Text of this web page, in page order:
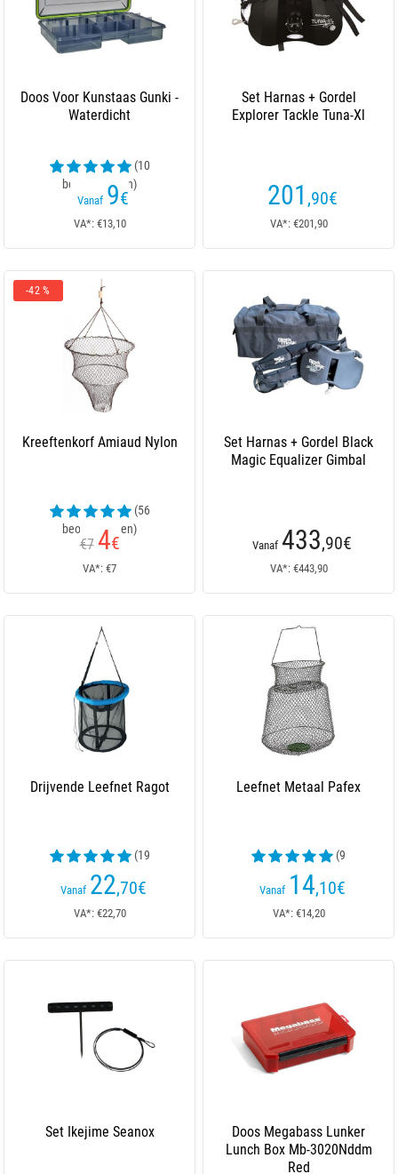
Doos Voor Kunstaas Gunki -
Waterdicht
(10
beoordelingen)
Vanaf 9€
VA*: €13,10
Set Harnas + Gordel
Explorer Tackle Tuna-Xl
201 ,90€
VA*: €201,90
-42 %
Kreeftenkorf Amiaud Nylon
(56
beoordelingen)
€7 4€
VA*: €7
Set Harnas + Gordel Black
Magic Equalizer Gimbal
Vanaf 433,90€
VA*: €443,90
Drijvende Leefnet Ragot
(19
beoordelingen)
Vanaf 22,70€
VA*: €22,70
Leefnet Metaal Pafex
(9
beoordelingen)
Vanaf 14,10€
VA*: €14,20
Set Ikejime Seanox
Doos Megabass Lunker
Lunch Box Mb-3020Nddm
Red